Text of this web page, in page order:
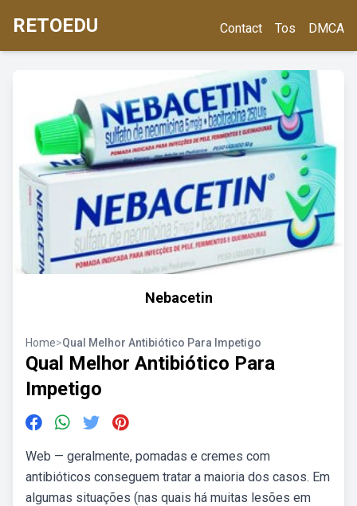
RETOEDU Contact Tos DMCA
Nebacetin
Home>Qual Melhor Antibiótico Para Impetigo
Qual Melhor Antibiótico Para
Impetigo
Web — geralmente, pomadas e cremes com
antibióticos conseguem tratar a maioria dos casos. Em
algumas situações (nas quais há muitas lesões em